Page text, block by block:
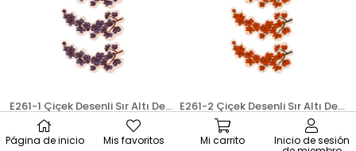
E261-1 Çiçek Desenli Sır Altı Dekal 8 cm
R24303
E261-2 Çiçek Desenli Sır Altı Dekal 8 cm
R24304
Página de inicio Mis favoritos Mi carrito Inicio de sesión